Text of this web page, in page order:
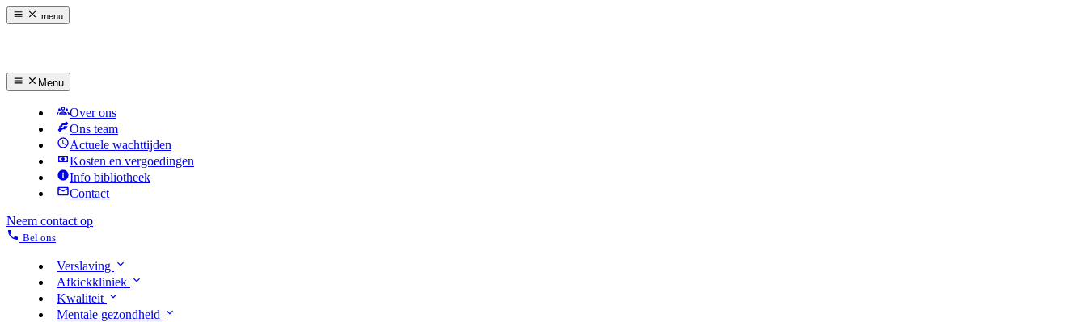
menu
Menu
Over ons
Ons team
Actuele wachttijden
Kosten en vergoedingen
Info bibliotheek
Contact
Neem contact op
Bel ons
Verslaving
Afkickkliniek
Kwaliteit
Mentale gezondheid